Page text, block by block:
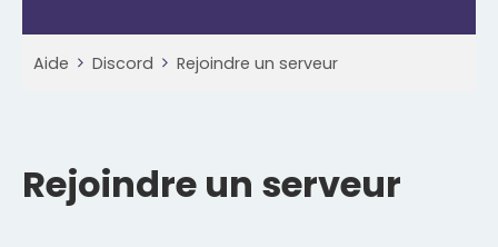
Aide Discord Rejoindre un serveur
Rejoindre un serveur